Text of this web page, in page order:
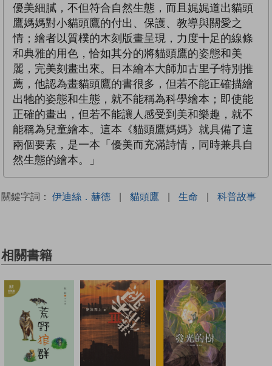
優美細膩，不但符合自然生態，而且娓娓道出貓頭
鷹媽媽對小貓頭鷹的付出、保護、教導與關愛之
情；繪者以質樸的木刻版畫呈現，力度十足的線條
和典雅的用色，恰如其分的將貓頭鷹的姿態和美
麗，完美刻畫出來。日本繪本大師加古里子特別推
薦，他認為畫貓頭鷹的書很多，但若不能正確描繪
出牠的姿態和生態，就不能稱為科學繪本；即使能
正確的畫出，但若不能讓人感受到美和樂趣，就不
能稱為兒童繪本。這本《貓頭鷹媽媽》就具備了這
兩個要素，是一本「優美而充滿詩情，同時兼具自
然生態的繪本。」
關鍵字詞： 伊迪絲．赫德 | 貓頭鷹 | 生命 | 科普故事
相關書籍